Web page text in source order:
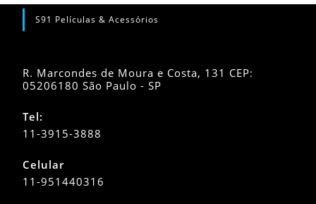
S91 Películas & Acessórios
R. Marcondes de Moura e Costa, 131 CEP:
05206180 São Paulo - SP
Tel:
11-3915-3888
Celular
11-951440316